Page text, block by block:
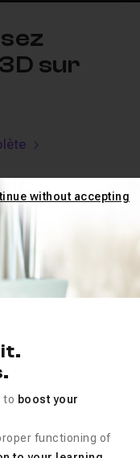
sur